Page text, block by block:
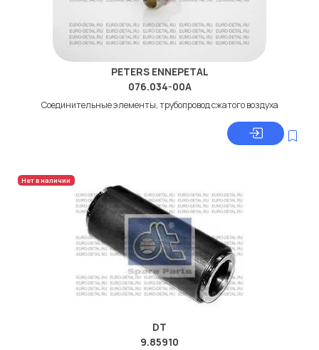
PETERS ENNEPETAL
076.034-00A
Соединительные элементы, трубопровод сжатого воздуха
Нет в наличии
DT
9.85910